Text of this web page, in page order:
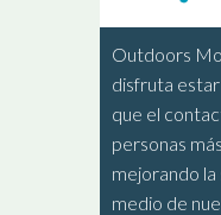
Outdoors
disfruta
que el
personas
mejorando la
medio de